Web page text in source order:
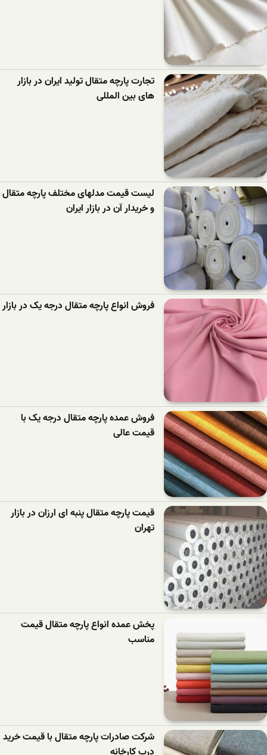
تجارت پارچه متقال تولید ایران در بازار
های بین المللی
لیست قیمت مدلهای مختلف پارچه متقال
و خریدار آن در بازار ایران
فروش انواع پارچه متقال درجه یک در بازار
فروش عمده پارچه متقال درجه یک با
قیمت عالی
قیمت پارچه متقال پنبه ای ارزان در بازار
تهران
پخش عمده انواع پارچه متقال قیمت
مناسب
شرکت صادرات پارچه متقال با قیمت خرید